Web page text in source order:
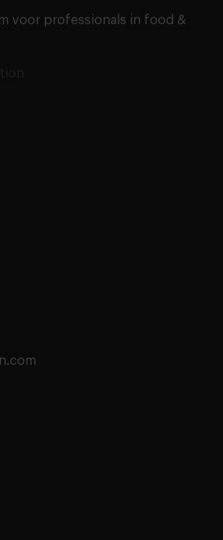
voor professionals in food &